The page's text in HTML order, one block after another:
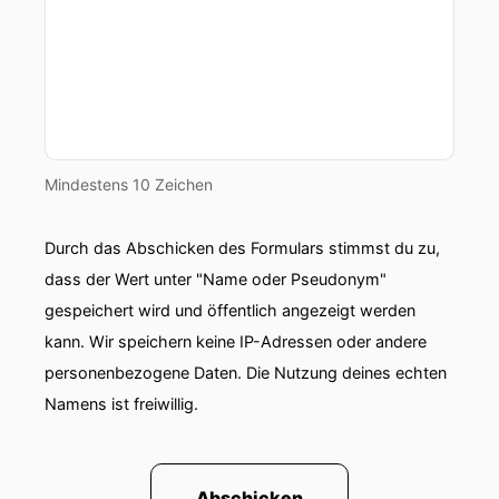
00:00:46: So heute sitzen wir wieder zu dritt
00:00:50: Hallo Andrea
00:00:52: Hallo Daniela hallo Pauline
00:00:54: Hallöchen.
00:00:55: So und heute geht es um das Thema
Mindestens 10 Zeichen
Durch das Abschicken des Formulars stimmst du zu,
dass der Wert unter "Name oder Pseudonym"
gespeichert wird und öffentlich angezeigt werden
kann. Wir speichern keine IP-Adressen oder andere
personenbezogene Daten. Die Nutzung deines echten
Namens ist freiwillig.